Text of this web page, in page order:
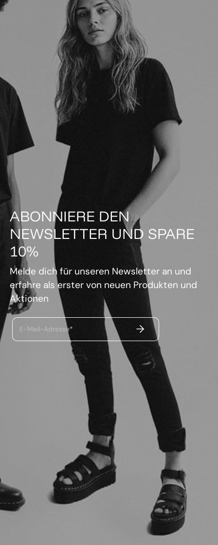
ABONNIERE DEN
NEWSLETTER UND SPARE
10%
Melde dich für unseren Newsletter an und
erfahre als erster von neuen Produkten und
Aktionen
E-Mail-Adresse* ABSENDEN